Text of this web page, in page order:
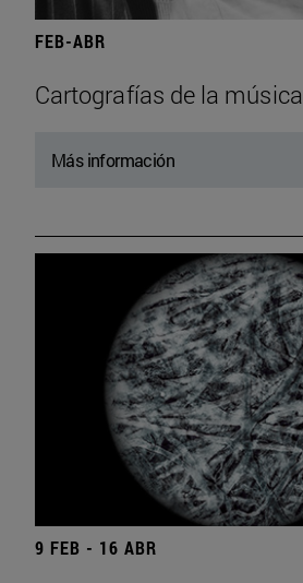
FEB-ABR
Cartografías de la música
Más información
9 FEB - 16 ABR